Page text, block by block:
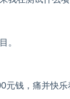
。
元钱，痛并快乐